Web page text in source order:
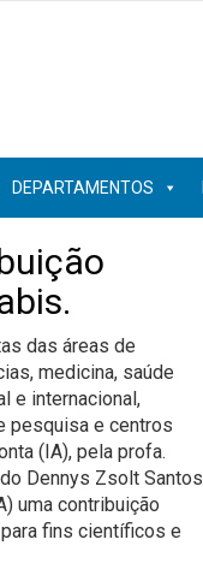
DEPARTAMENTOS
das áreas de
medicina, saúde
e internacional,
pesquisa e centros
(IA), pela profa.
Dennys Zsolt Santos
uma contribuição
para fins científicos e